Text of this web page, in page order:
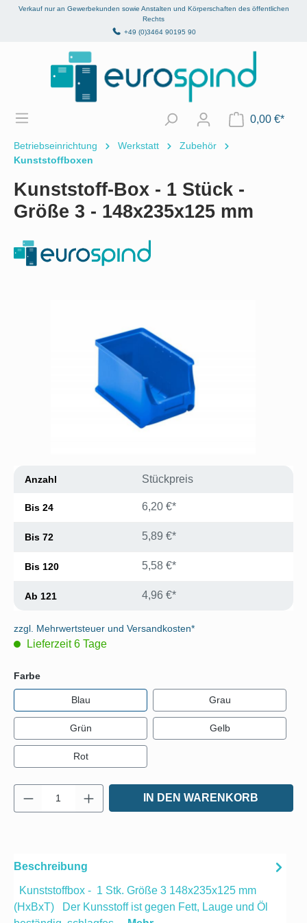
springen
Verkauf nur an Gewerbekunden sowie Anstalten und Körperschaften des öffentlichen
Rechts
+49 (0)3464 90195 90
0,00 €*
Betriebseinrichtung Werkstatt
Zubehör
Kunststoffboxen
Kunststoff-Box - 1 Stück -
Größe 3 - 148x235x125 mm
Anzahl Stückpreis
Bis 24 6,20 €*
Bis 72 5,89 €*
Bis 120 5,58 €*
Ab 121 4,96 €*
zzgl. Mehrwertsteuer und Versandkosten*
Lieferzeit 6 Tage
Farbeauswählen
Blau Grau
Grün Gelb
Rot
Produkt Anzahl: Gib den gewünschten
IN DEN WARENKORB
Beschreibung
Kunststoffbox - 1 Stk. Größe 3 148x235x125 mm
(HxBxT) Der Kunsstoff ist gegen Fett, Lauge und Öl